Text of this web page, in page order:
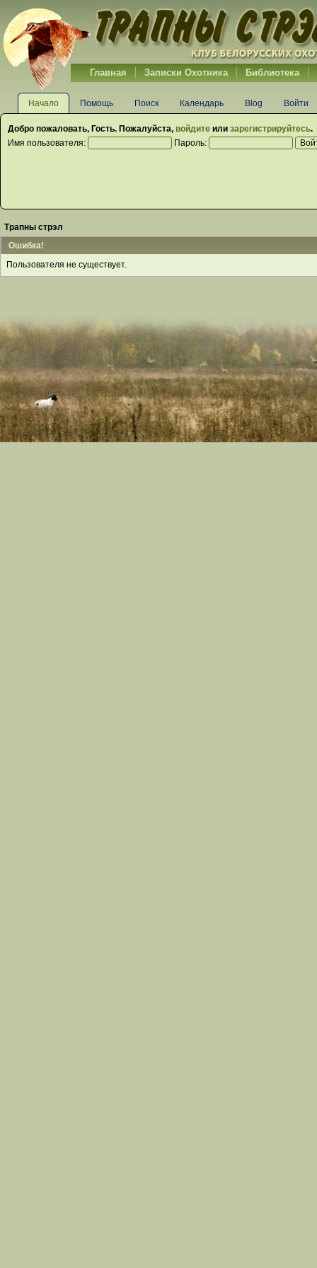
Главная Записки Охотника Библиотека
Начало Помощь Поиск Календарь Blog Войти
Добро пожаловать, Гость. Пожалуйста, войдите или зарегистрируйтесь.
Имя пользователя:
Пароль:
Трапны стрэл
Ошибка!
Пользователя не существует.